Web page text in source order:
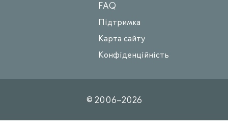
FAQ
Підтримка
Карта сайту
Конфіденційність
© 2006–2026